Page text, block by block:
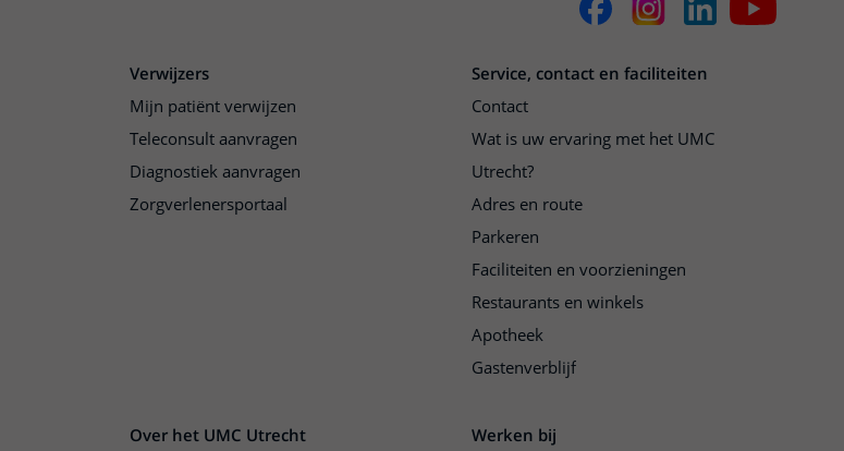
Verwijzers
Mijn patiënt verwijzen
Teleconsult aanvragen
Diagnostiek aanvragen
Zorgverlenersportaal
Service, contact en faciliteiten
Contact
Wat is uw ervaring met het UMC
Utrecht?
Adres en route
Parkeren
Faciliteiten en voorzieningen
Restaurants en winkels
Apotheek
Gastenverblijf
Over het UMC Utrecht
Werken bij